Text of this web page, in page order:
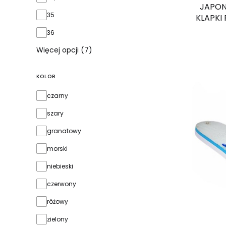
35
36
Więcej opcji (7)
KOLOR
kolorczarny
szary
granatowy
morski
niebieski
czerwony
różowy
zielony
KLAPKI